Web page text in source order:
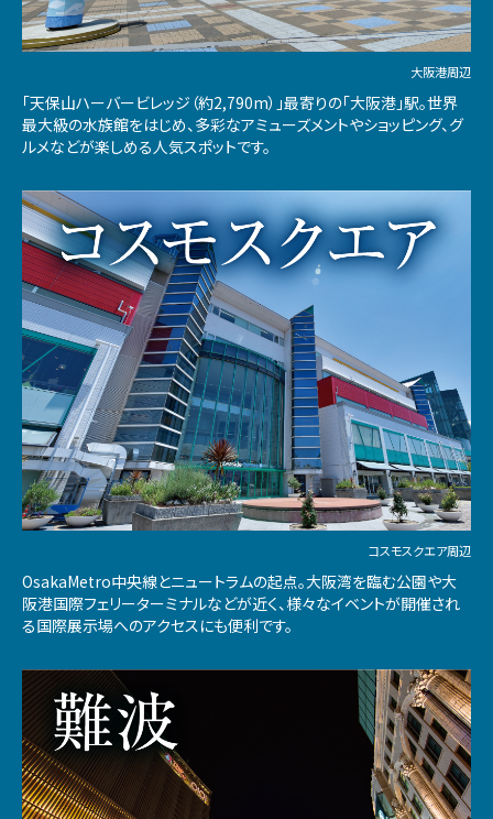
大阪港周辺
「天保山ハーバービレッジ（約2,790m）」最寄りの「大阪港」駅。世界
最大級の水族館をはじめ、多彩なアミューズメントやショッピング、グ
ルメなどが楽しめる人気スポットです。
コスモスクエア周辺
OsakaMetro中央線とニュートラムの起点。大阪湾を臨む公園や大
阪港国際フェリーターミナルなどが近く、様々なイベントが開催され
る国際展示場へのアクセスにも便利です。